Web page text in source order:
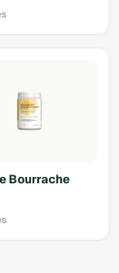
Bourrache